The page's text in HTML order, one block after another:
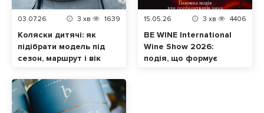
03.07.26 3 хв 1639
Коляски дитячі: як
підібрати модель під
сезон, маршрут і вік
15.05.26 3 хв 4406
BE WINE International
Wine Show 2026:
подія, що формує